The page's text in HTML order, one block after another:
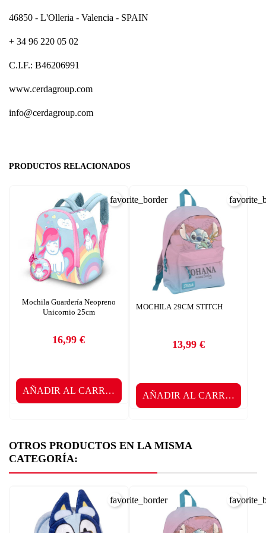
46850 - L'Olleria - Valencia - SPAIN
+ 34 96 220 05 02
C.I.F.: B46206991
www.cerdagroup.com
info@cerdagroup.com
PRODUCTOS RELACIONADOS
Mochila Guardería Neopreno
Unicornio 25cm
Precio
16,99 €
AÑADIR AL CARRITO
favorite_border
MOCHILA 29CM STITCH
Precio
13,99 €
AÑADIR AL CARRITO
OTROS PRODUCTOS EN LA MISMA
CATEGORÍA:
favorite_border